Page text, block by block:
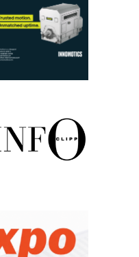
– Napredna
i
pametnu
· Display
korist